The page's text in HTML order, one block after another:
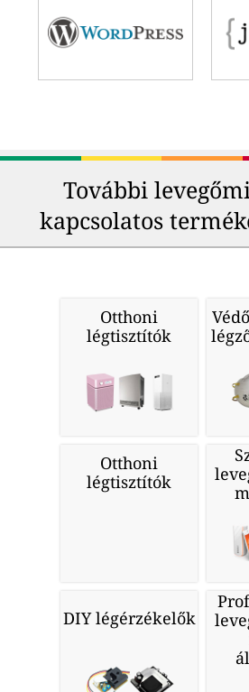
További
kapcsolatos
Otthoni
légtisztítók
Otthoni
légtisztítók
DIY légérzékelők